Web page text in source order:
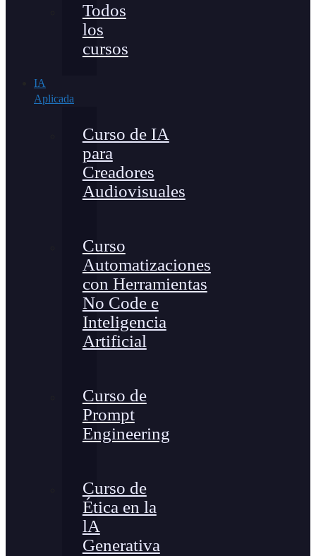
Todos
los
cursos
IA
Aplicada
Curso de IA
para
Creadores
Audiovisuales
Curso
Automatizaciones
con Herramientas
No Code e
Inteligencia
Artificial
Curso de
Prompt
Engineering
Curso de
Ética en la
lA
Generativa